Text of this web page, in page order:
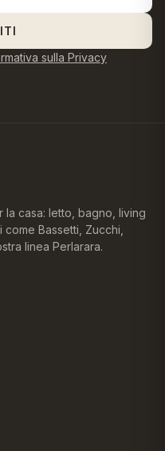
sulla Privacy
casa: letto, bagno, living
Bassetti, Zucchi,
linea Perlarara.